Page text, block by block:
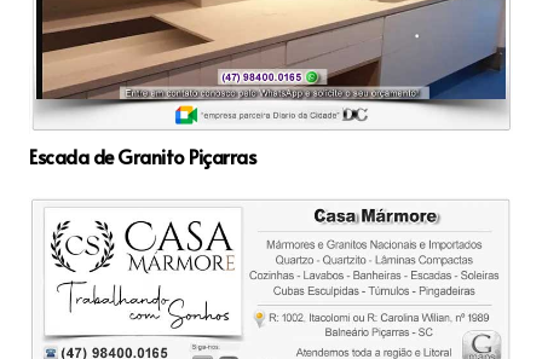
Escada de Granito Piçarras